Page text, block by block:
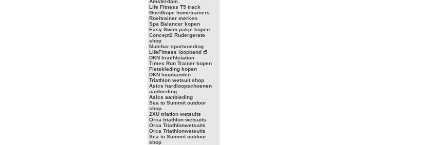
Amsterdam
Life Fitness T5 track
Goedkope hometrainers
Roeitrainer merken
Spa Balancer kopen
Easy Swim pakje kopen
Concept2 Rudergerate
shop
Mulebar sportvoeding
LifeFitness loopband t5
DKN krachtstation
Timex Run Trainer kopen
Fietskleding kopen
DKN loopbanden
Triathlon wetsuit shop
Asics hardloopschoenen
aanbieding
Asics aanbieding
Sea to Summit outdoor
shop
2XU triatlon wetsuits
Orca triathlon wetsuits
Orca Triathlonwetsuits
Orca Triathlonwetsuits
Sea to Summit outdoor
shop